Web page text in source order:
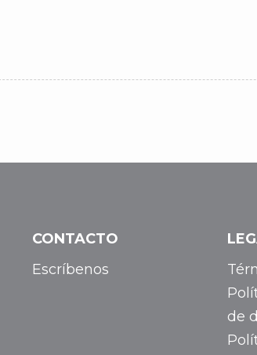
CONTACTO
Escríbenos
de